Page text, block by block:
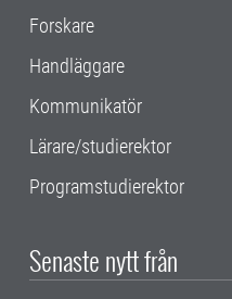
Forskare
Handläggare
Kommunikatör
Lärare/studierektor
Programstudierektor
Senaste nytt från